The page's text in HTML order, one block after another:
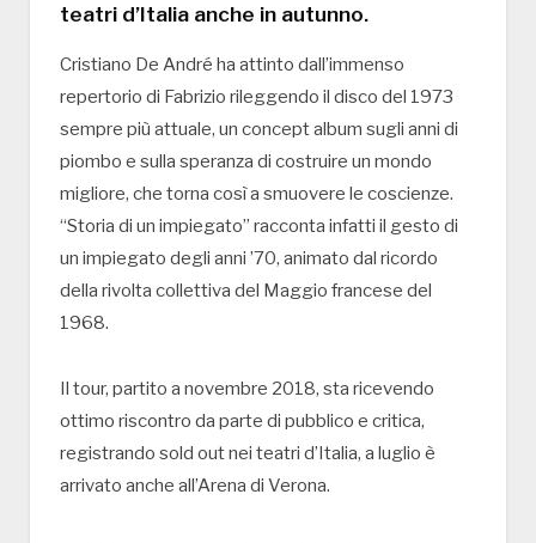
teatri d’Italia anche in autunno.
Cristiano De André ha attinto dall’immenso
repertorio di Fabrizio rileggendo il disco del 1973
sempre più attuale, un concept album sugli anni di
piombo e sulla speranza di costruire un mondo
migliore, che torna così a smuovere le coscienze.
“Storia di un impiegato” racconta infatti il gesto di
un impiegato degli anni ’70, animato dal ricordo
della rivolta collettiva del Maggio francese del
1968.
Il tour, partito a novembre 2018, sta ricevendo
ottimo riscontro da parte di pubblico e critica,
registrando sold out nei teatri d’Italia, a luglio è
arrivato anche all’Arena di Verona.